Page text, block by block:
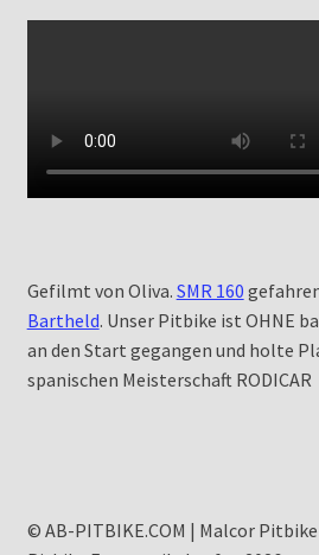
Gefilmt von Oliva. SMR 160
Bartheld. Unser Pitbike ist OHNE
an den Start gegangen und holte
spanischen Meisterschaft RODICAR
© AB-PITBIKE.COM | Malcor